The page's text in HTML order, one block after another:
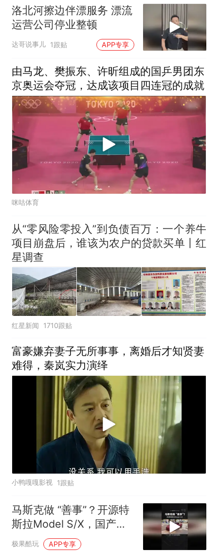
洛北河擦边伴漂服务 漂流
运营公司停业整顿
达哥说事儿 1跟贴 APP专享
由马龙、樊振东、许昕组成的国乒男团东
京奥运会夺冠，达成该项目四连冠的成就
咪咕体育
从“零风险零投入”到负债百万：一个养牛
项目崩盘后，谁该为农户的贷款买单丨红
星调查
红星新闻 1710跟贴
富豪嫌弃妻子无所事事，离婚后才知贤妻
难得，秦岚实力演绎
小鸭嘎嘎影视 1跟贴
马斯克做 “善事”？开源特
斯拉Model S/X，国产车
又能抄了？
极果酷玩 APP专享